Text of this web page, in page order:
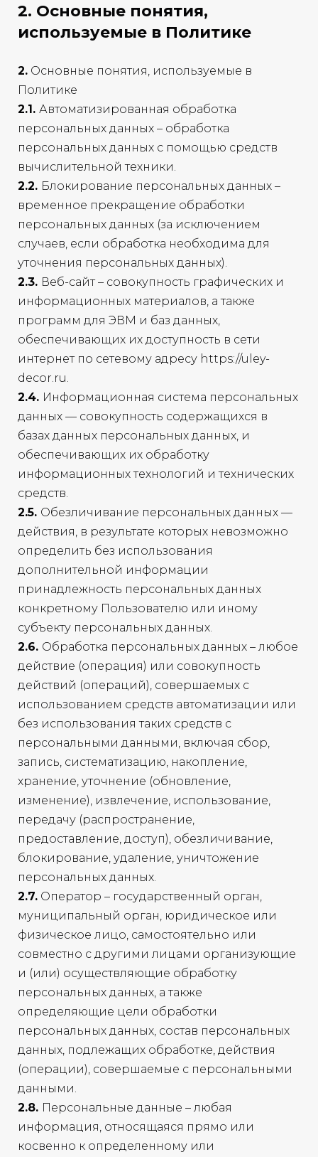
2. Основные понятия,
используемые в Политике
2. Основные понятия, используемые в
Политике
2.1. Автоматизированная обработка
персональных данных – обработка
персональных данных с помощью средств
вычислительной техники.
2.2. Блокирование персональных данных –
временное прекращение обработки
персональных данных (за исключением
случаев, если обработка необходима для
уточнения персональных данных).
2.3. Веб-сайт – совокупность графических и
информационных материалов, а также
программ для ЭВМ и баз данных,
обеспечивающих их доступность в сети
интернет по сетевому адресу https://uley-
decor.ru.
2.4. Информационная система персональных
данных — совокупность содержащихся в
базах данных персональных данных, и
обеспечивающих их обработку
информационных технологий и технических
средств.
2.5. Обезличивание персональных данных —
действия, в результате которых невозможно
определить без использования
дополнительной информации
принадлежность персональных данных
конкретному Пользователю или иному
субъекту персональных данных.
2.6. Обработка персональных данных – любое
действие (операция) или совокупность
действий (операций), совершаемых с
использованием средств автоматизации или
без использования таких средств с
персональными данными, включая сбор,
запись, систематизацию, накопление,
хранение, уточнение (обновление,
изменение), извлечение, использование,
передачу (распространение,
предоставление, доступ), обезличивание,
блокирование, удаление, уничтожение
персональных данных.
2.7. Оператор – государственный орган,
муниципальный орган, юридическое или
физическое лицо, самостоятельно или
совместно с другими лицами организующие
и (или) осуществляющие обработку
персональных данных, а также
определяющие цели обработки
персональных данных, состав персональных
данных, подлежащих обработке, действия
(операции), совершаемые с персональными
данными.
2.8. Персональные данные – любая
информация, относящаяся прямо или
косвенно к определенному или